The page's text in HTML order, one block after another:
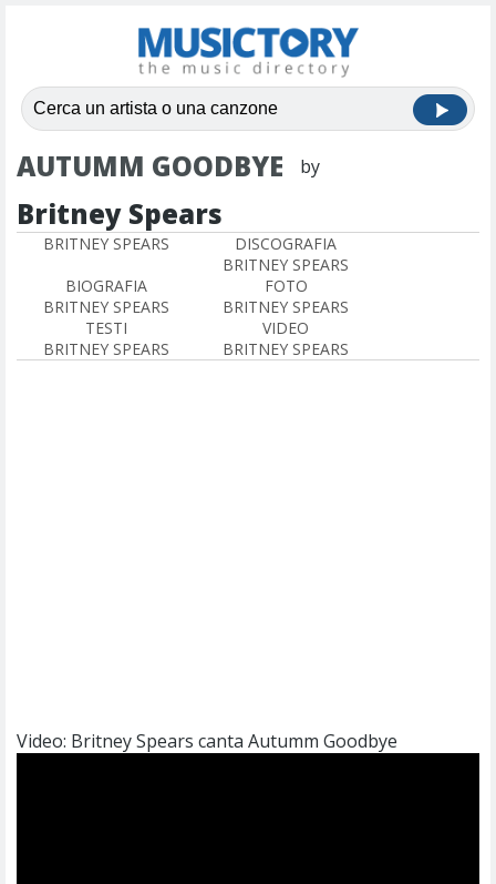
AUTUMM GOODBYE by
Britney Spears
BRITNEY SPEARS
DISCOGRAFIA
BRITNEY SPEARS
BIOGRAFIA
BRITNEY SPEARS
FOTO
BRITNEY SPEARS
TESTI
BRITNEY SPEARS
VIDEO
BRITNEY SPEARS
Video: Britney Spears canta Autumm Goodbye